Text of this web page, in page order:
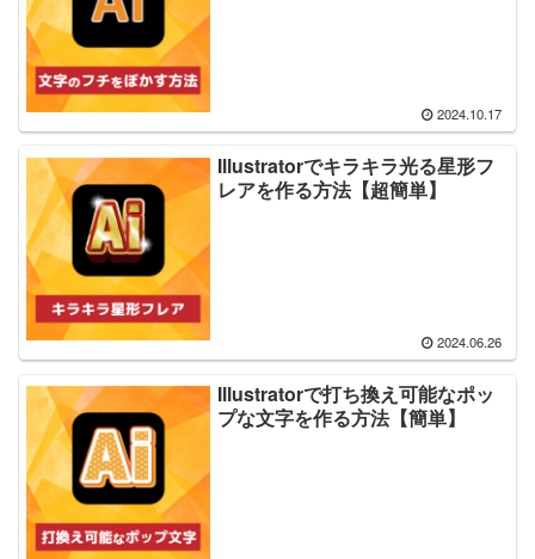
2024.10.17
Illustratorでキラキラ光る星形フ
レアを作る方法【超簡単】
2024.06.26
Illustratorで打ち換え可能なポッ
プな文字を作る方法【簡単】